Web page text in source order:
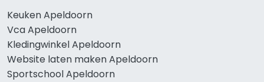
Keuken Apeldoorn
Vca Apeldoorn
Kledingwinkel Apeldoorn
Website laten maken Apeldoorn
Sportschool Apeldoorn